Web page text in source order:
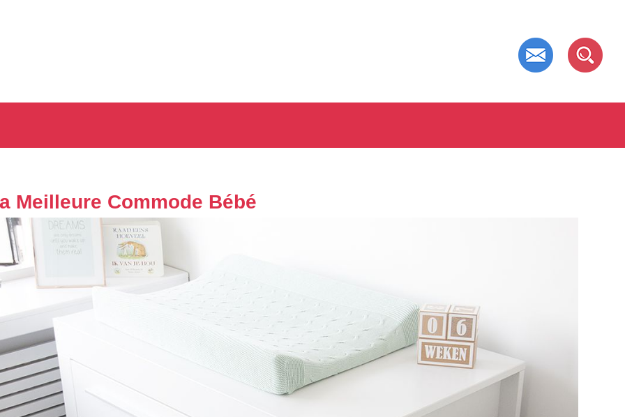
Meilleure Commode Bébé